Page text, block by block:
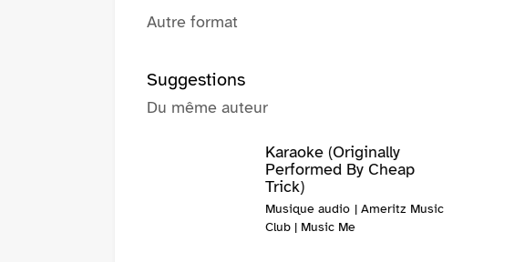
Autre format
Suggestions
Du même auteur
Karaoke (Originally
Performed By Cheap
Trick)
Musique audio | Ameritz Music
Club | Music Me